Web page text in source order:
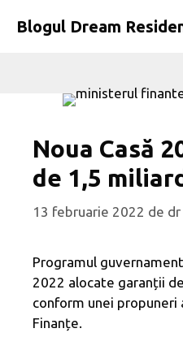
Blogul Dream
Noua Casă
de 1,5
13 februarie 2022 de dr
Programul
2022 alocate garanții
conform unei propuneri
Finanțe.